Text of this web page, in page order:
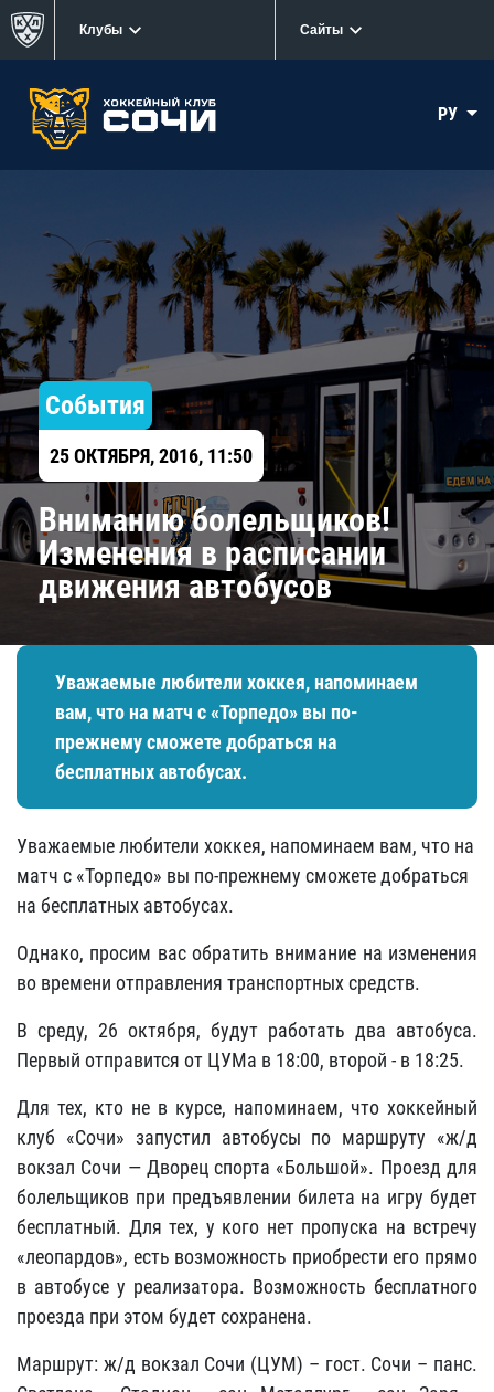
Клубы Сайты
РУ
События
25 ОКТЯБРЯ, 2016, 11:50
Вниманию болельщиков!
Изменения в расписании
движения автобусов
Уважаемые любители хоккея, напоминаем
вам, что на матч с «Торпедо» вы по-
прежнему сможете добраться на
бесплатных автобусах.
Уважаемые любители хоккея, напоминаем вам, что на
матч с «Торпедо» вы по-прежнему сможете добраться
на бесплатных автобусах.
Однако, просим вас обратить внимание на изменения
во времени отправления транспортных средств.
В среду, 26 октября, будут работать два автобуса.
Первый отправится от ЦУМа в 18:00, второй - в 18:25.
Для тех, кто не в курсе, напоминаем, что хоккейный
клуб «Сочи» запустил автобусы по маршруту «ж/д
вокзал Сочи — Дворец спорта «Большой». Проезд для
болельщиков при предъявлении билета на игру будет
бесплатный. Для тех, у кого нет пропуска на встречу
«леопардов», есть возможность приобрести его прямо
в автобусе у реализатора. Возможность бесплатного
проезда при этом будет сохранена.
Маршрут: ж/д вокзал Сочи (ЦУМ) – гост. Сочи – панс.